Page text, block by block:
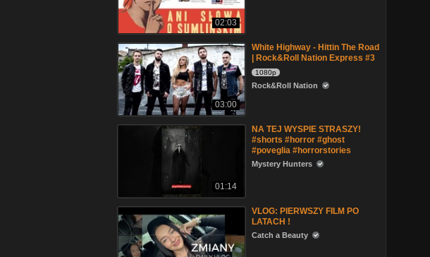
02:03
03:00
White Highway - Hittin The Road
| Rock&Roll Nation Express #3
1080p
Rock&Roll Nation
01:14
NA TEJ WYSPIE STRASZY!
#shorts #horror #ghost
#poveglia #horrorstories
Mystery Hunters
VLOG: PIERWSZY FILM PO
LATACH !
Catch a Beauty